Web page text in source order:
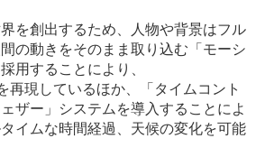
を創出するため、人物や背景はフル
の動きをそのまま取り込む「モーシ
用することにより、
再現しているほか、「タイムコント
ザー」システムを導入することによ
イムな時間経過、天候の変化を可能